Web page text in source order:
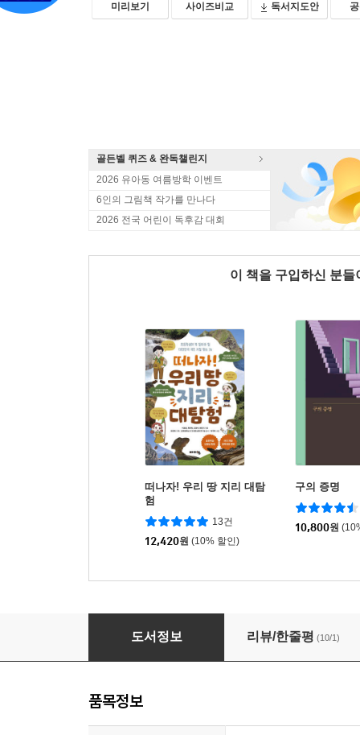
미리보기 사이즈비교 독서지도안
골든벨 퀴즈 & 완독챌린지
2026 유아동 여름방학 이벤트
6인의 그림책 작가를 만나다
2026 전국 어린이 독후감 대회
이 책을 구입하신 분
떠나자! 우리 땅 지리 대탐
험
13건
12,420원 (10% 할인)
구의 증명
10,800원
다 알려줄게! 궁금한 어린이 한국사
도서정보 리뷰/한줄평 (10/1)
품목정보